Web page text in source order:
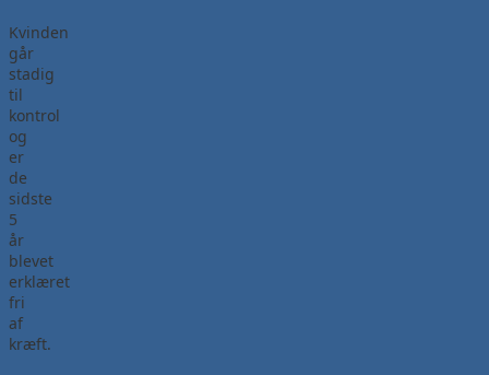
Kvinden
går
stadig
til
kontrol
og
er
de
sidste
5
år
blevet
erklæret
fri
af
kræft.